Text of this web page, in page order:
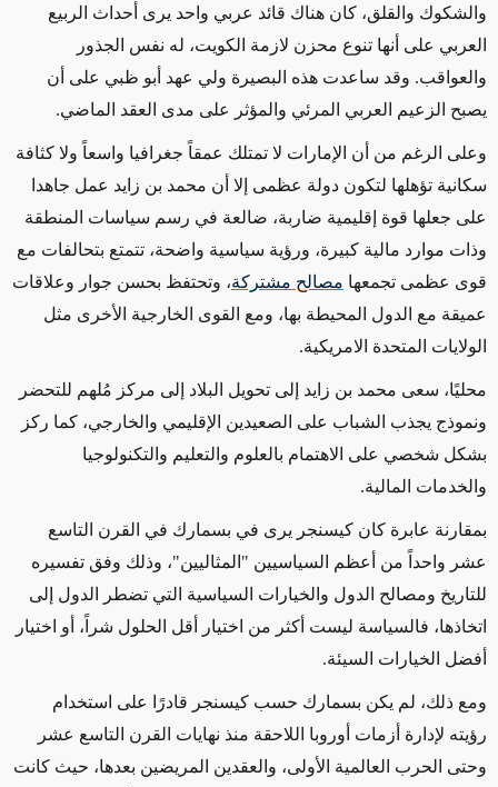
والشكوك والقلق، كان هناك قائد عربي واحد يرى أحداث الربيع
العربي على أنها تنوع محزن لازمة الكويت، له نفس الجذور
والعواقب. وقد ساعدت هذه البصيرة ولي عهد أبو ظبي على أن
يصبح الزعيم العربي المرئي والمؤثر على مدى العقد الماضي.
وعلى الرغم من أن الإمارات لا تمتلك عمقاً جغرافيا واسعاً ولا كثافة
سكانية تؤهلها لتكون دولة عظمى إلا أن محمد بن زايد عمل جاهدا
على جعلها قوة إقليمية ضاربة، ضالعة في رسم سياسات المنطقة
وذات موارد مالية كبيرة، ورؤية سياسية واضحة، تتمتع بتحالفات مع
قوى عظمى تجمعها مصالح مشتركة، وتحتفظ بحسن جوار وعلاقات
عميقة مع الدول المحيطة بها، ومع القوى الخارجية الأخرى مثل
الولايات المتحدة الامريكية.
محليًا، سعى محمد بن زايد إلى تحويل البلاد إلى مركز مُلهم للتحضر
ونموذج يجذب الشباب على الصعيدين الإقليمي والخارجي، كما ركز
بشكل شخصي على الاهتمام بالعلوم والتعليم والتكنولوجيا
والخدمات المالية.
بمقارنة عابرة كان كيسنجر يرى في بسمارك في القرن التاسع
عشر واحداً من أعظم السياسيين "المثاليين"، وذلك وفق تفسيره
للتاريخ ومصالح الدول والخيارات السياسية التي تضطر الدول إلى
اتخاذها، فالسياسة ليست أكثر من اختيار أقل الحلول شراً، أو اختيار
أفضل الخيارات السيئة.
ومع ذلك، لم يكن بسمارك حسب كيسنجر قادرًا على استخدام
رؤيته لإدارة أزمات أوروبا اللاحقة منذ نهايات القرن التاسع عشر
وحتى الحرب العالمية الأولى، والعقدين المريضين بعدها، حيث كانت